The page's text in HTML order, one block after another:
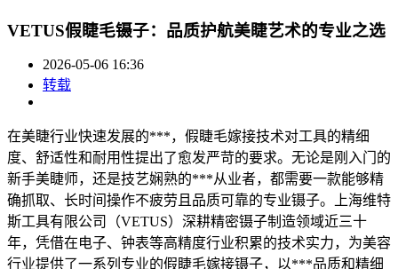
VETUS假睫毛镊子：品质护航美睫艺术的专业之选
2026-05-06 16:36
转载
在美睫行业快速发展的***，假睫毛嫁接技术对工具的精细
度、舒适性和耐用性提出了愈发严苛的要求。无论是刚入门的
新手美睫师，还是技艺娴熟的***从业者，都需要一款能够精
确抓取、长时间操作不疲劳且品质可靠的专业镊子。上海维特
斯工具有限公司（VETUS）深耕精密镊子制造领域近三十
年，凭借在电子、钟表等高精度行业积累的技术实力，为美容
行业提供了一系列专业的假睫毛嫁接镊子，以***品质和精细